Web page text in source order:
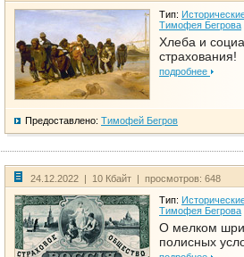
Тип:
Тимофея Бегрова
Хлеба и
страхования!
подробнее
Предоставлено: Тимофей Бегров
24.12.2022 | 10 Кбайт | просмотров: 648
Тип:
Тимофея Бегрова
О мелком
полисных